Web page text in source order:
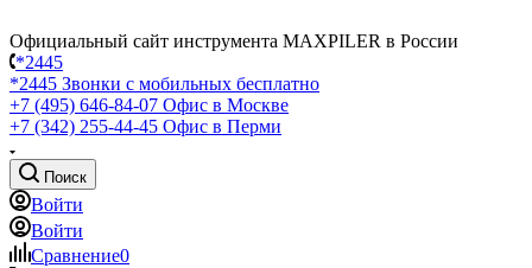
Официальный сайт инструмента MAXPILER в России
*2445
*2445 Звонки с мобильных бесплатно
+7 (495) 646-84-07 Офис в Москве
+7 (342) 255-44-45 Офис в Перми
Поиск
Войти
Войти
Сравнение0